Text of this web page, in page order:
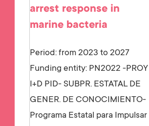
arrest response in
marine bacteria
Period: from 2023 to 2027
Funding entity: PN2022 -PROY
I+D PID- SUBPR. ESTATAL DE
GENER. DE CONOCIMIENTO-
Programa Estatal para Impulsar